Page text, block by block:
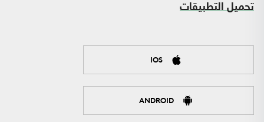
تحميل التطبيقات
IOS
ANDROID